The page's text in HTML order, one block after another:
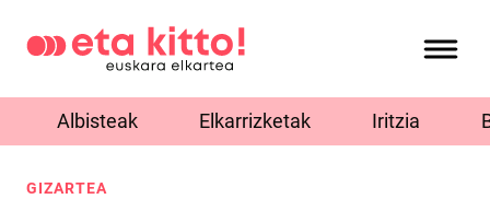
Albisteak Elkarrizketak Iritzia
GIZARTEA